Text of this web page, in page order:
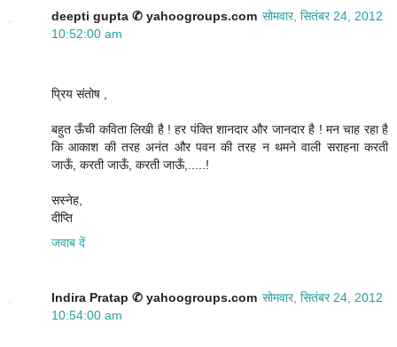
deepti gupta ✆ yahoogroups.com सोमवार, सितंबर 24, 2012
10:52:00 am
प्रिय संतोष ,
बहुत ऊँची कविता लिखी है ! हर पंक्ति शानदार और जानदार है ! मन चाह रहा है
कि आकाश की तरह अनंत और पवन की तरह न थमने वाली सराहना करती
जाऊँ, करती जाऊँ, करती जाऊँ,.....!
सस्नेह,
दीप्ति
जवाब दें
Indira Pratap ✆ yahoogroups.com सोमवार, सितंबर 24, 2012
10:54:00 am